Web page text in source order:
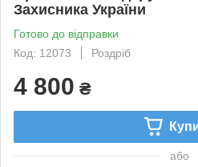
Захисника України
Готово до відправки
Код: 12073
Роздріб
4 800 ₴
або